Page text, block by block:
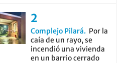
Complejo Pilará
Por la
caía de un rayo, se
incendió una vivienda
en un barrio cerrado